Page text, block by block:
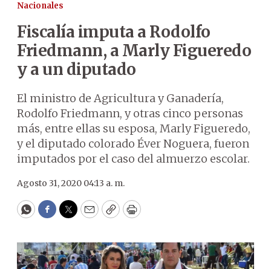
Nacionales
Fiscalía imputa a Rodolfo
Friedmann, a Marly Figueredo
y a un diputado
El ministro de Agricultura y Ganadería,
Rodolfo Friedmann, y otras cinco personas
más, entre ellas su esposa, Marly Figueredo,
y el diputado colorado Éver Noguera, fueron
imputados por el caso del almuerzo escolar.
Agosto 31, 2020 04:13 a. m.
WhatsApp
Facebook
Twitter
EmailCopyPrint